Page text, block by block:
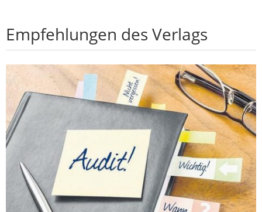
Empfehlungen des Verlags